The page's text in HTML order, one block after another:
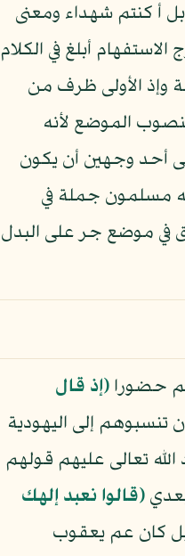
أ كنتم شهداء ومعنى
أبلغ في الكلام
وإذ الأولى ظرف من
الموضع لأنه
أحد وجهين أن يكون
مسلمون جملة في
في موضع جر على البدل
حضورا ﴿إذ قال
تنسبوهم إلى اليهودية
الله تعالى عليهم قولهم
﴿قالوا نعبد إلهك
كان عم يعقوب